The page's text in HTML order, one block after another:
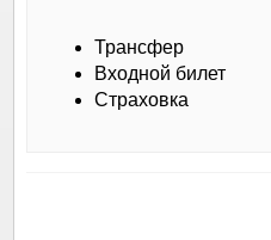
Трансфер
Входной билет
Страховка